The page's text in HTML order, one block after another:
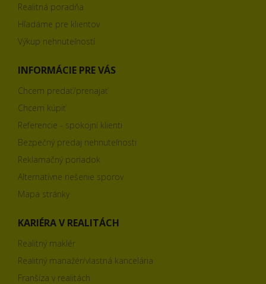
Realitná poradňa
Hľadáme pre klientov
Výkup nehnuteľností
INFORMÁCIE PRE VÁS
Chcem predať/prenajať
Chcem kúpiť
Referencie - spokojní klienti
Bezpečný predaj nehnuteľnosti
Reklamačný poriadok
Alternatívne riešenie sporov
Mapa stránky
KARIÉRA V REALITÁCH
Realitný maklér
Realitný manažér/vlastná kancelária
Franšíza v realitách